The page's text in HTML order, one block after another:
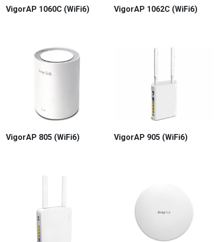
VigorAP 1060C (WiFi6) VigorAP 1062C (WiFi6)
VigorAP 805 (WiFi6) VigorAP 905 (WiFi6)